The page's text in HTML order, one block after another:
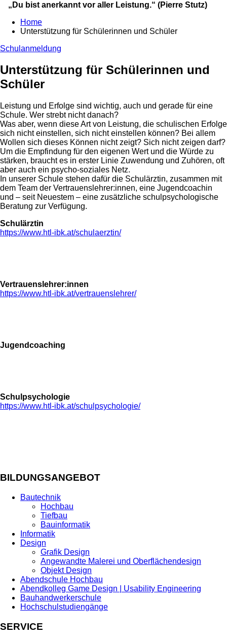
„Du bist anerkannt vor aller Leistung.“ (Pierre Stutz)
Home
Unterstützung für Schülerinnen und Schüler
Schulanmeldung
Unterstützung für Schülerinnen und
Schüler
Leistung und Erfolge sind wichtig, auch und gerade für eine
Schule. Wer strebt nicht danach?
Was aber, wenn diese Art von Leistung, die schulischen Erfolge
sich nicht einstellen, sich nicht einstellen können? Bei allem
Wollen sich dieses Können nicht zeigt? Sich nicht zeigen darf?
Um die Empfindung für den eigenen Wert und die Würde zu
stärken, braucht es in erster Linie Zuwendung und Zuhören, oft
aber auch ein psycho-soziales Netz.
In unserer Schule stehen dafür die Schulärztin, zusammen mit
dem Team der Vertrauenslehrer:innen, eine Jugendcoachin
und – seit Neuestem – eine zusätzliche schulpsychologische
Beratung zur Verfügung.
Schulärztin
https://www.htl-ibk.at/schulaerztin/
Vertrauenslehrer:innen
https://www.htl-ibk.at/vertrauenslehrer/
Jugendcoaching
Schulpsychologie
https://www.htl-ibk.at/schulpsychologie/
BILDUNGSANGEBOT
Bautechnik
Hochbau
Tiefbau
Bauinformatik
Informatik
Design
Grafik Design
Angewandte Malerei und Oberflächendesign
Objekt Design
Abendschule Hochbau
Abendkolleg Game Design | Usability Engineering
Bauhandwerkerschule
Hochschulstudiengänge
SERVICE